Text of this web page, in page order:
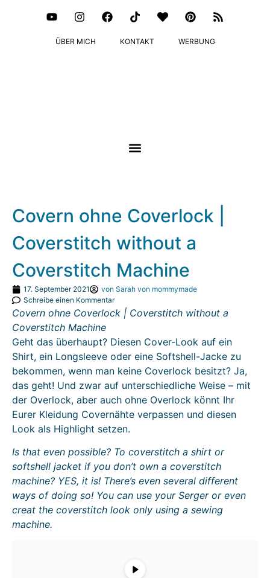
ÜBER MICH KONTAKT WERBUNG
Covern ohne Coverlock |
Coverstitch without a
Coverstitch Machine
17. September 2021 von Sarah von mommymade
Schreibe einen Kommentar
Covern ohne Coverlock | Coverstitch without a
Coverstitch Machine
Geht das überhaupt? Diesen Cover-Look auf ein
Shirt, ein Longsleeve oder eine Softshell-Jacke zu
bekommen, wenn man keine Coverlock besitzt? Ja,
das geht! Und zwar auf unterschiedliche Weise – mit
der Overlock, aber auch ohne Overlock könnt Ihr
Eurer Kleidung Covernähte verpassen und diesen
Look als Highlight setzen.
Is that even possible? To coverstitch a shirt or
softshell jacket if you don’t own a coverstitch
machine? YES, it is! There’s even several different
ways of doing so! You can use your Serger or even
creat the coverstitch look only using a sewing
machine.